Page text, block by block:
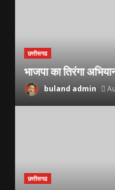
छत्तीसगढ
भाजपा का तिरंगा
buland admin
छत्तीसगढ